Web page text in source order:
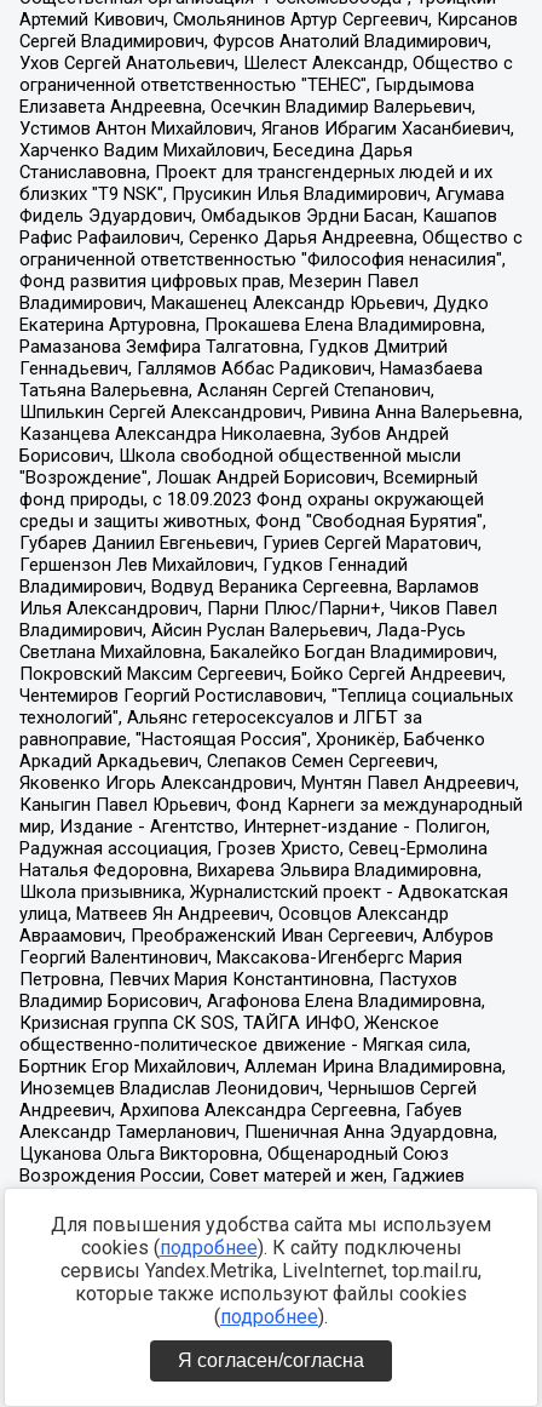
Для повышения удобства сайта мы используем
cookies (подробнее). К сайту подключены
сервисы Yandex.Metrika, LiveInternet, top.mail.ru,
которые также используют файлы cookies
(подробнее).
Я согласен/согласна